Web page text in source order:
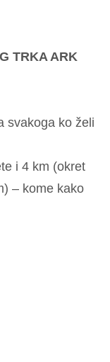
TRKA ARK
svakoga ko želi
i 4 km (okret
– kome kako